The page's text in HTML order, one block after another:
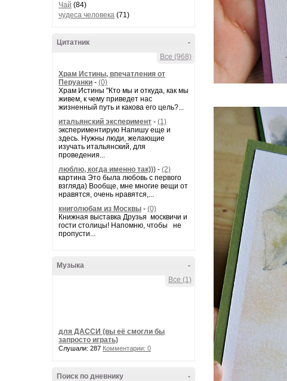
Чай (84)
чудеса человека (71)
-
Цитатник
Все (968)
Храм Истины, впечатления от
Перуанки - (0)
Храм Истины "Кто мы и откуда, как мы
живем, к чему приведет нас
жизненный путь и какова его цель?...
итальянский эксперимент - (1)
экспериментирую Напишу еще и
здесь. Нужны люди, желающие
изучать итальянский, для
проведения...
люблю, когда именно так))) - (2)
картина Это была любовь с первого
взгляда) Вообще, мне многие вещи от
нравятся, очень нравятся,...
книголюбам из Москвы - (0)
Книжная выставка Друзья москвичи и
гости столицы! Напомню, чтобы не
пропусти...
-
Музыка
Все (1)
для ДАССИ (вы её смогли бы
запросто играть)
Слушали: 287 Комментарии: 0
-
Поиск по дневнику